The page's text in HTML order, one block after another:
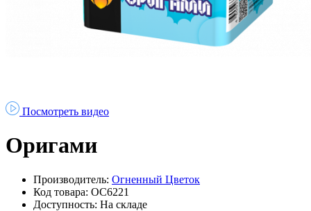
Посмотреть видео
Оригами
Производитель: Огненный Цветок
Код товара: ОС6221
Доступность: На складе